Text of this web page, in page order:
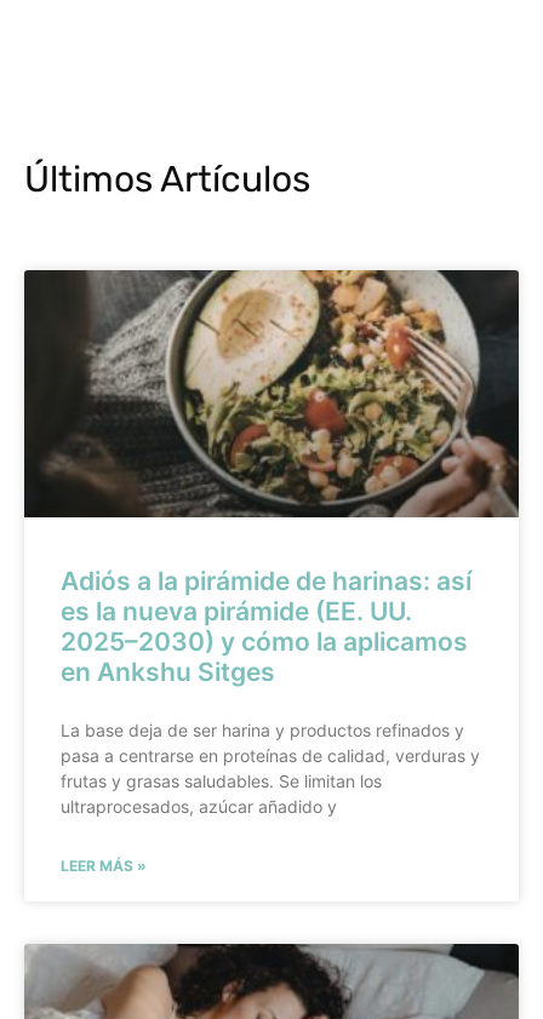
Últimos Artículos
Adiós a la pirámide de harinas: así
es la nueva pirámide (EE. UU.
2025–2030) y cómo la aplicamos
en Ankshu Sitges
La base deja de ser harina y productos refinados y
pasa a centrarse en proteínas de calidad, verduras y
frutas y grasas saludables. Se limitan los
ultraprocesados, azúcar añadido y
LEER MÁS »